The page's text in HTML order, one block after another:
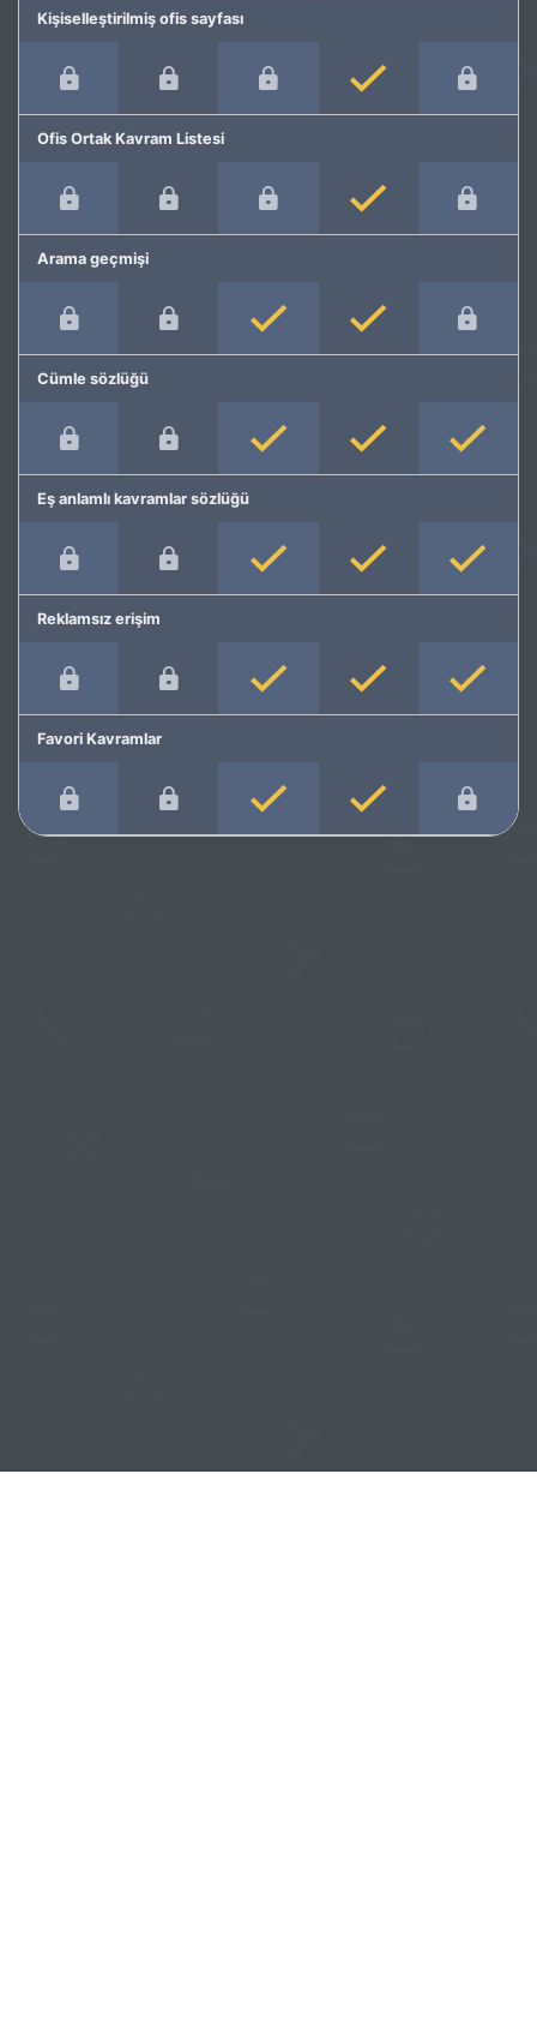
Kişiselleştirilmiş ofis sayfası
Ofis Ortak Kavram Listesi
Arama geçmişi
Cümle sözlüğü
Eş anlamlı kavramlar sözlüğü
Reklamsız erişim
Favori Kavramlar